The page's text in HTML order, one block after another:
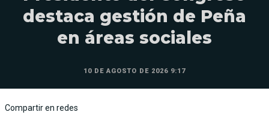
destaca gestión de Peña
en áreas sociales
10 DE AGOSTO DE 2026 9:17
Compartir en redes